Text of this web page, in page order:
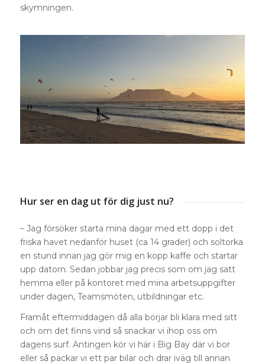
skymningen.
Hur ser en dag ut för dig just nu?
– Jag försöker starta mina dagar med ett dopp i det
friska havet nedanför huset (ca 14 grader) och soltorka
en stund innan jag gör mig en kopp kaffe och startar
upp datorn. Sedan jobbar jag precis som om jag satt
hemma eller på kontoret med mina arbetsuppgifter
under dagen, Teamsmöten, utbildningar etc.
Framåt eftermiddagen då alla börjar bli klara med sitt
och om det finns vind så snackar vi ihop oss om
dagens surf. Antingen kör vi här i Big Bay där vi bor
eller så packar vi ett par bilar och drar iväg till annan